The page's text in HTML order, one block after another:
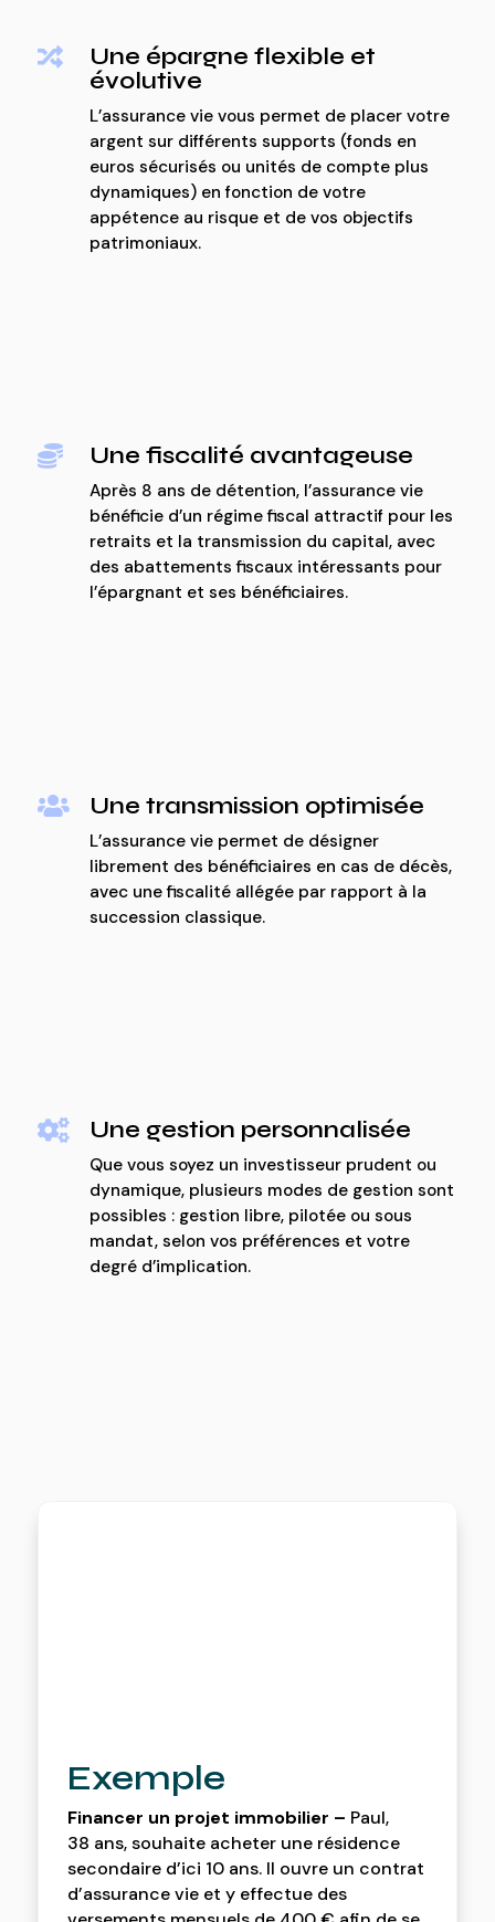
Exemple
Financer un projet immobilier – Paul,
38 ans, souhaite acheter une résidence
secondaire d’ici 10 ans. Il ouvre un contrat
d’assurance vie et y effectue des

Une épargne flexible et
évolutive
L’assurance vie vous permet de placer votre
argent sur différents supports (fonds en
euros sécurisés ou unités de compte plus
dynamiques) en fonction de votre
appétence au risque et de vos objectifs
patrimoniaux.
 Une fiscalité avantageuse
Après 8 ans de détention, l’assurance vie
bénéficie d’un régime fiscal attractif pour les
retraits et la transmission du capital, avec
des abattements fiscaux intéressants pour
l’épargnant et ses bénéficiaires.
 Une transmission optimisée
L’assurance vie permet de désigner
librement des bénéficiaires en cas de décès,
avec une fiscalité allégée par rapport à la
succession classique.
 Une gestion personnalisée
Que vous soyez un investisseur prudent ou
dynamique, plusieurs modes de gestion sont
possibles : gestion libre, pilotée ou sous
mandat, selon vos préférences et votre
degré d’implication.